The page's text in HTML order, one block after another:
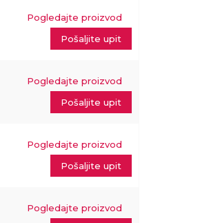
Pogledajte proizvod
Pošaljite upit
Pogledajte proizvod
Pošaljite upit
Pogledajte proizvod
Pošaljite upit
Pogledajte proizvod